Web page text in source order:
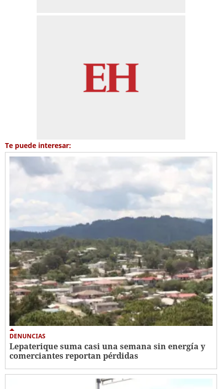
Te puede interesar:
DENUNCIAS
Lepaterique suma casi una semana sin energía y
comerciantes reportan pérdidas